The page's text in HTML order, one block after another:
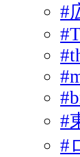
#
#
#